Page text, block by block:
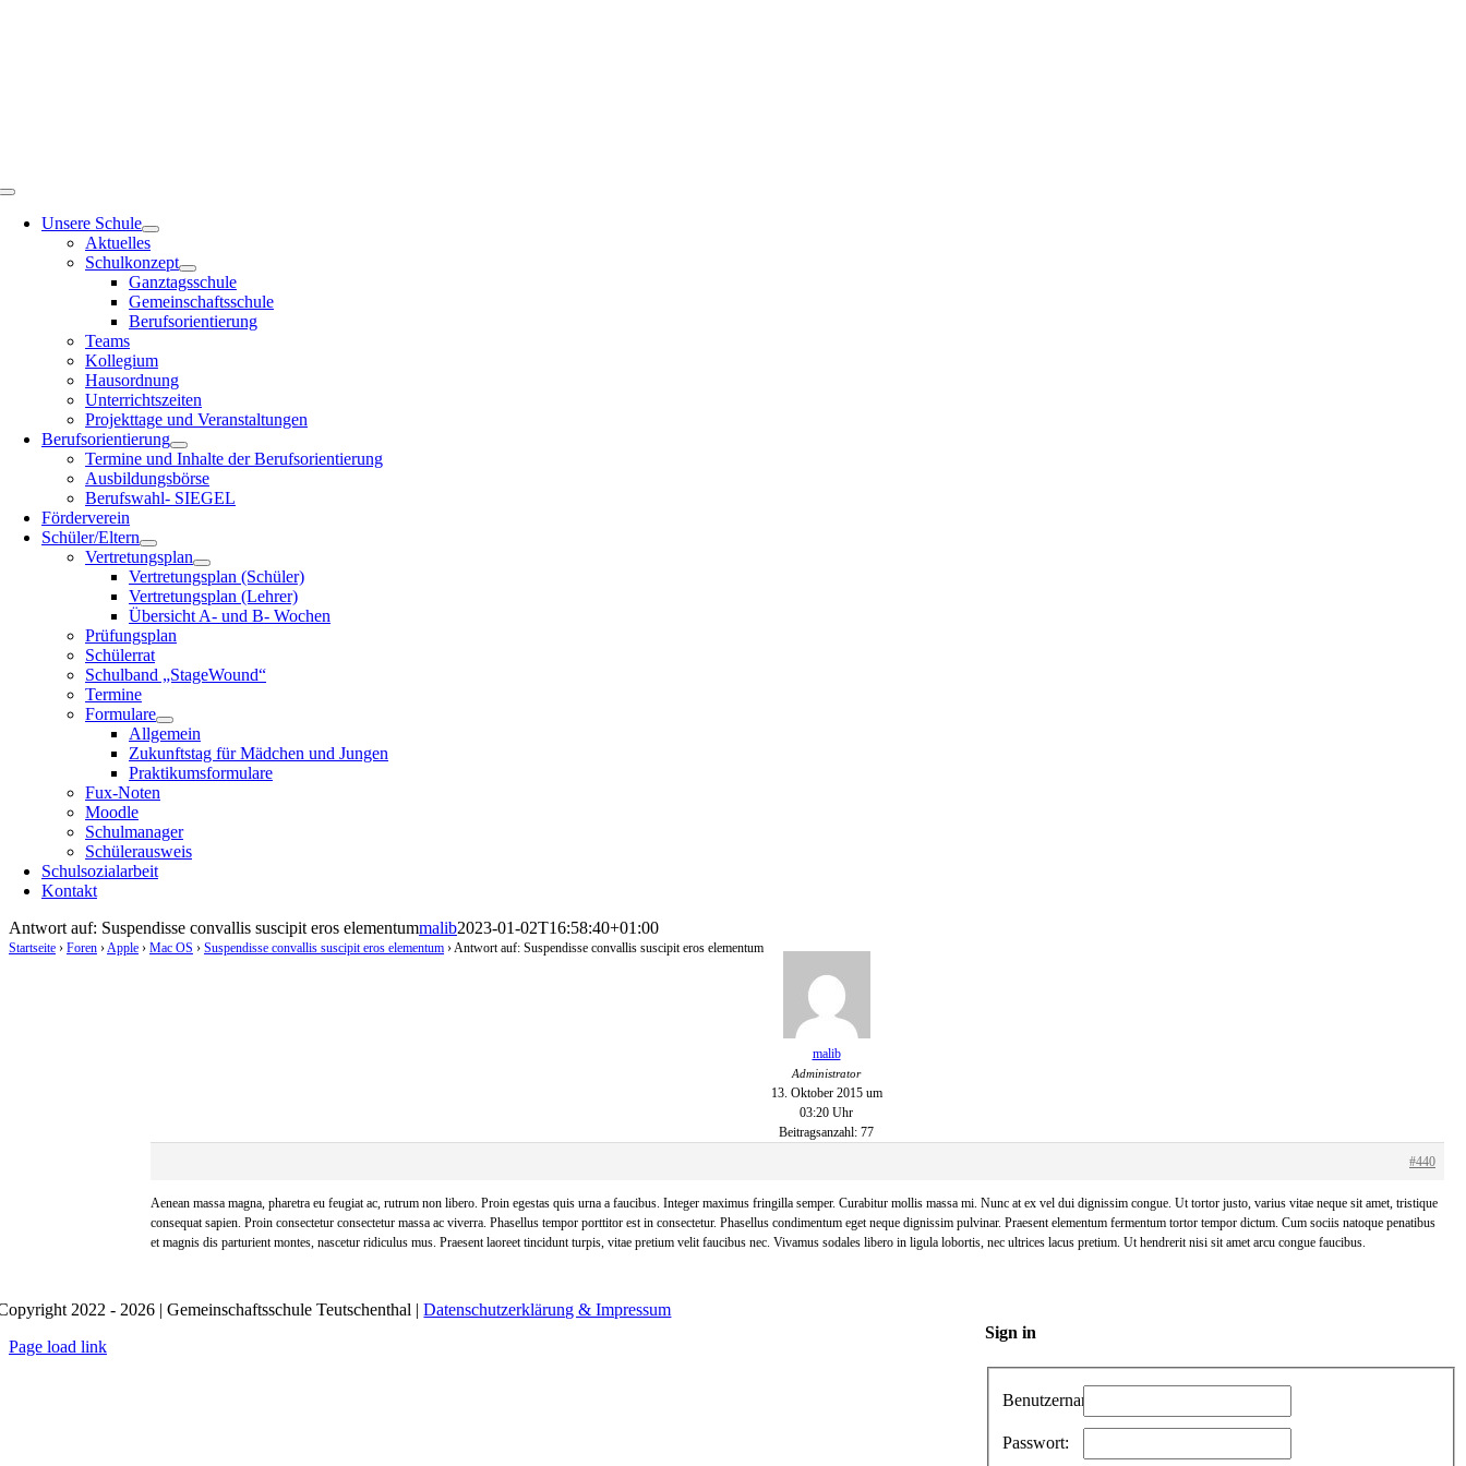
Toggle
NavigationUnsere Schule
Aktuelles
Schulkonzept
Ganztagsschule
Gemeinschaftsschule
Berufsorientierung
Teams
Kollegium
Hausordnung
Unterrichtszeiten
Projekttage und Veranstaltungen
Berufsorientierung
Termine und Inhalte der Berufsorientierung
Ausbildungsbörse
Berufswahl- SIEGEL
Förderverein
Schüler/Eltern
Vertretungsplan
Vertretungsplan (Schüler)
Vertretungsplan (Lehrer)
Übersicht A- und B- Wochen
Prüfungsplan
Schülerrat
Schulband „StageWound“
Termine
Formulare
Allgemein
Zukunftstag für Mädchen und Jungen
Praktikumsformulare
Fux-Noten
Moodle
Schulmanager
Schülerausweis
Schulsozialarbeit
Kontakt
Antwort auf: Suspendisse convallis suscipit eros elementummalib2023-01-02T16:58:40+01:00
Startseite › Foren ›Apple › Mac OS › Suspendisse convallis suscipit eros elementum ›Antwort auf: Suspendisse convallis suscipit eros elementum
malib
Administrator
13. Oktober 2015 um
03:20 Uhr
Beitragsanzahl: 77
#440
Aenean massa magna, pharetra eu feugiat ac, rutrum non libero. Proin egestas quis urna a faucibus. Integer maximus fringilla semper. Curabitur mollis massa mi. Nunc at ex vel dui dignissim congue. Ut tortor justo, varius vitae neque sit amet, tristique
consequat sapien. Proin consectetur consectetur massa ac viverra. Phasellus tempor porttitor est in consectetur. Phasellus condimentum eget neque dignissim pulvinar. Praesent elementum fermentum tortor tempor dictum. Cum sociis natoque penatibus
et magnis dis parturient montes, nascetur ridiculus mus. Praesent laoreet tincidunt turpis, vitae pretium velit faucibus nec. Vivamus sodales libero in ligula lobortis, nec ultrices lacus pretium. Ut hendrerit nisi sit amet arcu congue faucibus.
Sign in
Benutzername:
Passwort:
2022 - 2026 | Gemeinschaftsschule Teutschenthal |Datenschutzerklärung & Impressum
Page load link